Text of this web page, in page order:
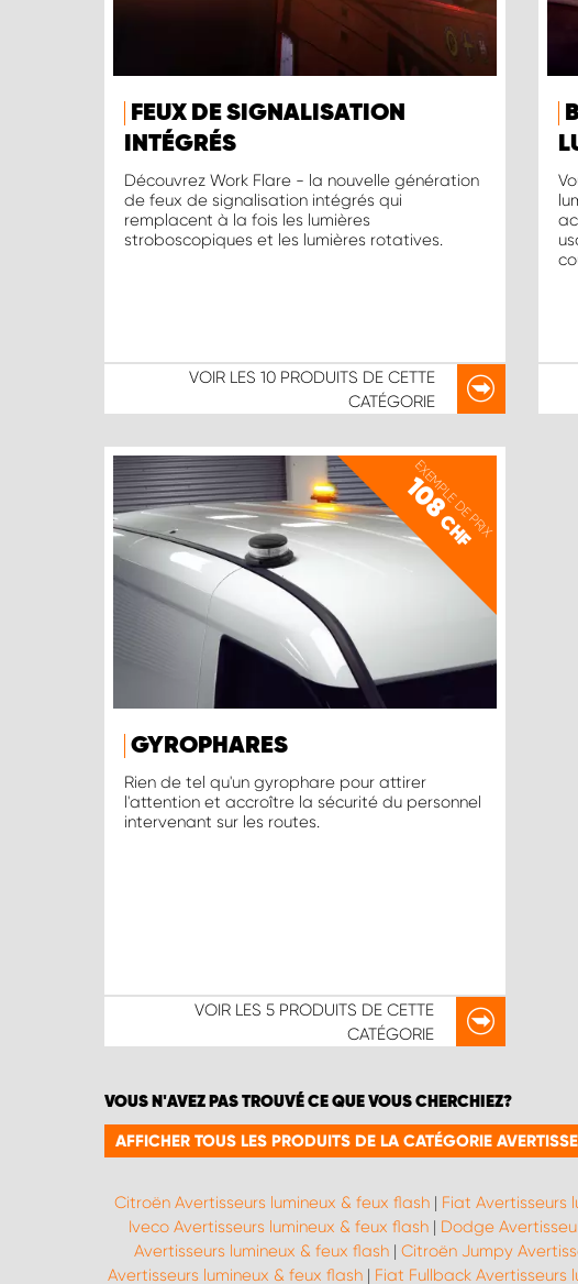
FEUX DE SIGNALISATION
INTÉGRÉS
Découvrez Work Flare - la nouvelle génération
de feux de signalisation intégrés qui
remplacent à la fois les lumières
stroboscopiques et les lumières rotatives.
VOIR LES 10 PRODUITS DE CETTE
CATÉGORIE
EXEMPLE DE PRIX
108
CHF
GYROPHARES
Rien de tel qu'un gyrophare pour attirer
l'attention et accroître la sécurité du personnel
intervenant sur les routes.
VOIR LES 5 PRODUITS DE CETTE
CATÉGORIE
VOUS N'AVEZ PAS TROUVÉ CE QUE VOUS CHERCHIEZ?
AFFICHER TOUS LES PRODUITS DE LA CATÉGORIE
Citroën Avertisseurs lumineux & feux flash | Fiat Avertisseurs
Iveco Avertisseurs lumineux & feux flash | Dodge
Avertisseurs lumineux & feux flash | Citroën Jumpy
Avertisseurs lumineux & feux flash| Fiat Fullback Avertisseurs